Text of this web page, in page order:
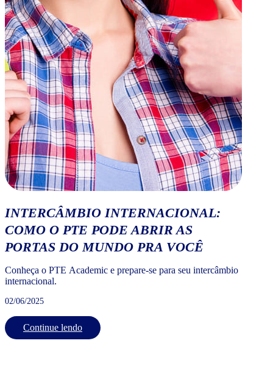
INTERCÂMBIO INTERNACIONAL:
COMO O PTE PODE ABRIR AS
PORTAS DO MUNDO PRA VOCÊ
Conheça o PTE Academic e prepare-se para seu intercâmbio
internacional.
02/06/2025
Continue lendo